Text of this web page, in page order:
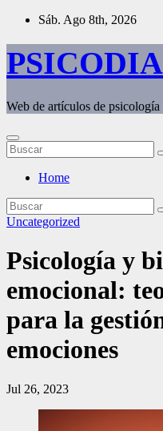
Saltar
contenido
Sáb. Ago 8th, 2026
Web de artículos de
Home
Uncategorized
Psicología y
emocional:
para la
emociones
Jul 26, 2023